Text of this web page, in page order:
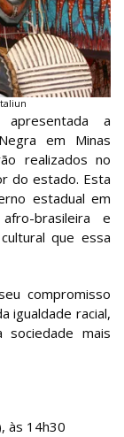
a
em Minas
realizados no
do estado. Esta
estadual em
brasileira e
que essa
compromisso
igualdade racial,
sociedade mais
às 14h30